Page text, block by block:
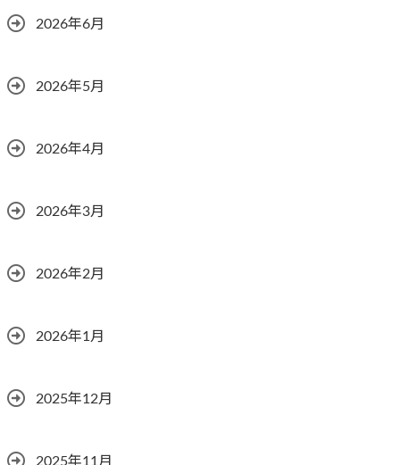
2026年6月
2026年5月
2026年4月
2026年3月
2026年2月
2026年1月
2025年12月
2025年11月